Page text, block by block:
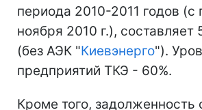
периода 2010-2011 годов (с
ноября 2010 г.), составляет
(без АЭК "Киевэнерго").
предприятий ТКЭ - 60%.
Кроме того, задолженность